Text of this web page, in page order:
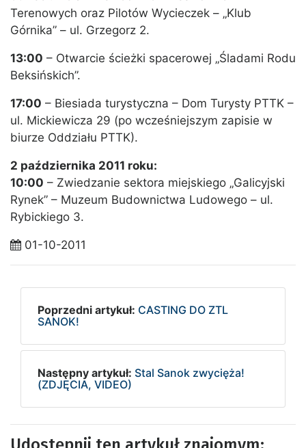
Terenowych oraz Pilotów Wycieczek – „Klub
Górnika” – ul. Grzegorz 2.
13:00 – Otwarcie ścieżki spacerowej „Śladami Rodu
Beksińskich”.
17:00 – Biesiada turystyczna – Dom Turysty PTTK –
ul. Mickiewicza 29 (po wcześniejszym zapisie w
biurze Oddziału PTTK).
2 października 2011 roku:
10:00 – Zwiedzanie sektora miejskiego „Galicyjski
Rynek” – Muzeum Budownictwa Ludowego – ul.
Rybickiego 3.
01-10-2011
Poprzedni artykuł: CASTING DO ZTL
SANOK!
Następny artykuł: Stal Sanok zwycięża!
(ZDJĘCIA, VIDEO)